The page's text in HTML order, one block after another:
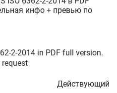
инфо + превью по
2-2014 in PDF full version.
Действующий